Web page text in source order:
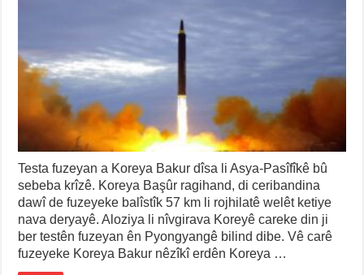
Testa fuzeyan a Koreya Bakur dîsa li Asya-Pasîfîkê bû
sebeba krîzê. Koreya Başûr ragihand, di ceribandina
dawî de fuzeyeke balîstîk 57 km li rojhilatê welêt ketiye
nava deryayê. Aloziya li nîvgirava Koreyê careke din ji
ber testên fuzeyan ên Pyongyangê bilind dibe. Vê carê
fuzeyeke Koreya Bakur nêzîkî erdên Koreya …